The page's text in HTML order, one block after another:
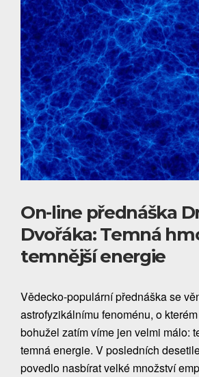
On-line přednáška
Dvořáka: Temná
temnější energie
Vědecko-populární přednáška se
astrofyzikálnímu fenoménu, o
bohužel zatím víme jen velmi málo:
temná energie. V posledních
povedlo nasbírat velké množství